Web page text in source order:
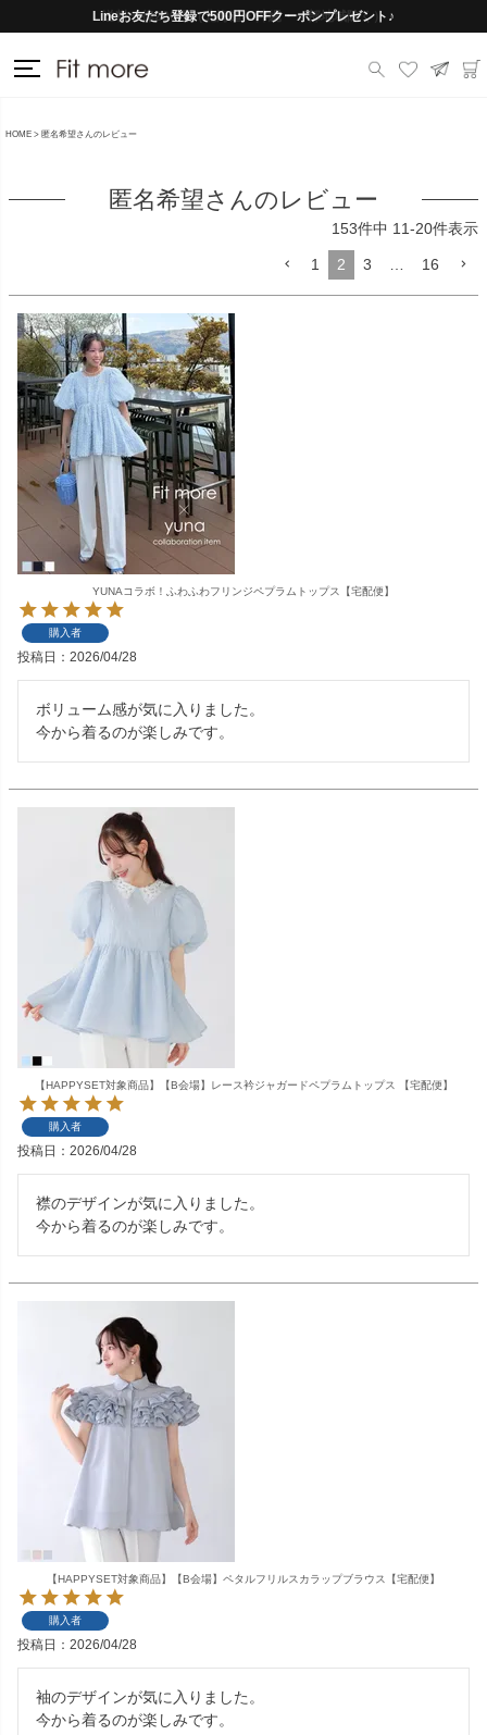
Lineお友だち登録で500円OFFクーポンプレゼント♪
送料一律290円（北海道・沖縄・一部地域除く）
HOME 匿名希望さんのレビュー
匿名希望さんのレビュー
153件中 11-20件表示
1 2 3 16
YUNAコラボ！ふわふわフリンジペプラムトップス【宅配便】
購入者
投稿日 2026/04/28
ボリューム感が気に入りました。
今から着るのが楽しみです。
【HAPPYSET対象商品】【B会場】レース衿ジャガードペプラムトップス 【宅配便】
購入者
投稿日 2026/04/28
襟のデザインが気に入りました。
今から着るのが楽しみです。
【HAPPYSET対象商品】【B会場】ペタルフリルスカラップブラウス【宅配便】
購入者
投稿日 2026/04/28
袖のデザインが気に入りました。
今から着るのが楽しみです。